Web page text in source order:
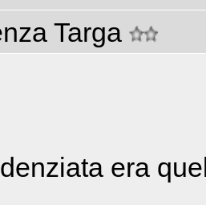
Targa
era